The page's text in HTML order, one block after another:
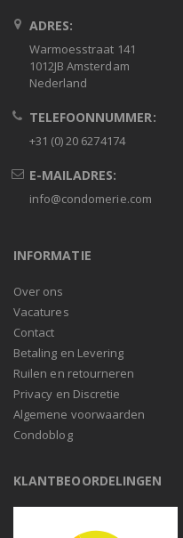
ADRES:
Warmoesstraat 141
1012JB Amsterdam
Nederland
TELEFOONNUMMER:
+31 (0) 20 6274174
E-MAILADRES:
info@condomerie.com
INFORMATIE
Over ons
Vacatures
Contact
Betaling en Levering
Ruilen en retourneren
Privacy en Discretie
Algemene voorwaarden
Condoblog
KLANTBEOORDELINGEN